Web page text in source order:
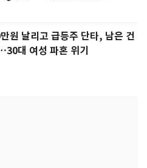
원 날리고 급등주 단타, 남은 건
대 여성 파혼 위기